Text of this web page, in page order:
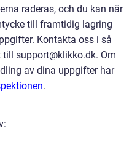
raderas, och du kan när
till framtidig lagring
Kontakta oss i så
support@klikko.dk. Om
av dina uppgifter har
.